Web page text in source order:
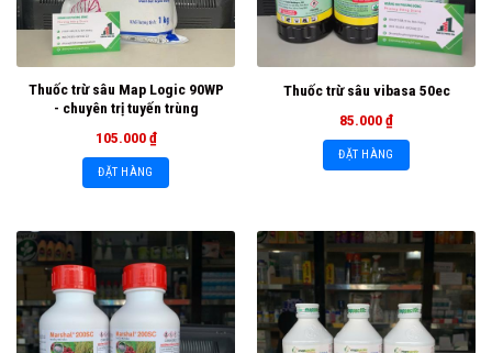
Thuốc trừ sâu Map Logic 90WP
- chuyên trị tuyến trùng
105.000₫
ĐẶT HÀNG
Thuốc trừ sâu vibasa 50ec
85.000₫
ĐẶT HÀNG